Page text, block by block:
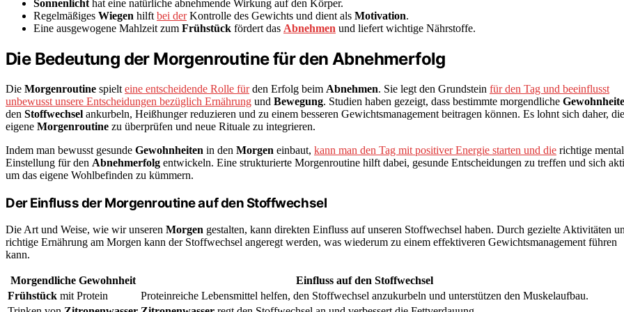
Sonnenlicht hat eine natürliche abnehmende Wirkung auf den Körper.
Regelmäßiges Wiegen hilft bei derKontrolle des Gewichts und dient als Motivation.
Eine ausgewogene Mahlzeit zum Frühstück fördert das Abnehmen und liefert wichtige Nährstoffe.
Die Bedeutung der Morgenroutine für den Abnehmerfolg
Die Morgenroutine spielt eine entscheidende Rolle fürden Erfolg beim Abnehmen. Sie legt den Grundstein für den Tag und beeinflusst
unbewusst unsere Entscheidungen bezüglich Ernährung und Bewegung. Studien haben gezeigt, dass bestimmte morgendliche
den Stoffwechsel ankurbeln, Heißhunger reduzieren und zu einem besseren Gewichtsmanagement beitragen können. Es lohnt sich daher, die
eigene Morgenroutine zu überprüfen und neue Rituale zu integrieren.
Indem man bewusst gesunde Gewohnheiten in den Morgen einbaut, kann man den Tag mit positiver Energie starten und die richtige
Einstellung für den Abnehmerfolg entwickeln. Eine strukturierte Morgenroutine hilft dabei, gesunde Entscheidungen zu treffen und sich
um das eigene Wohlbefinden zu kümmern.
Der Einfluss der Morgenroutine auf den Stoffwechsel
Die Art und Weise, wie wir unseren Morgen gestalten, kann direkten Einfluss auf unseren Stoffwechsel haben. Durch gezielte Aktivitäten
richtige Ernährung am Morgen kann der Stoffwechsel angeregt werden, was wiederum zu einem effektiveren Gewichtsmanagement führen
kann.
Morgendliche Gewohnheit
Einfluss auf den Stoffwechsel
Frühstück mit Protein
Proteinreiche Lebensmittel helfen, den Stoffwechsel anzukurbeln und unterstützen den Muskelaufbau.